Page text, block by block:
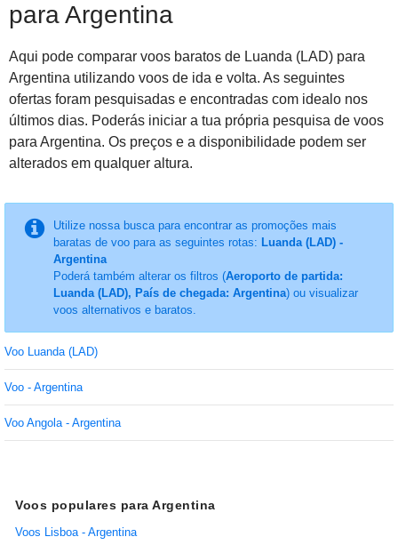
para Argentina
Aqui pode comparar voos baratos de Luanda (LAD) para
Argentina utilizando voos de ida e volta. As seguintes
ofertas foram pesquisadas e encontradas com idealo nos
últimos dias. Poderás iniciar a tua própria pesquisa de voos
para Argentina. Os preços e a disponibilidade podem ser
alterados em qualquer altura.
Utilize nossa busca para encontrar as promoções mais
baratas de voo para as seguintes rotas: Luanda (LAD) -
Argentina
Poderá também alterar os filtros (Aeroporto de partida:
Luanda (LAD), País de chegada: Argentina) ou visualizar
voos alternativos e baratos.
Voo Luanda (LAD)
Voo - Argentina
Voo Angola - Argentina
Voos populares para Argentina
Voos Lisboa - Argentina